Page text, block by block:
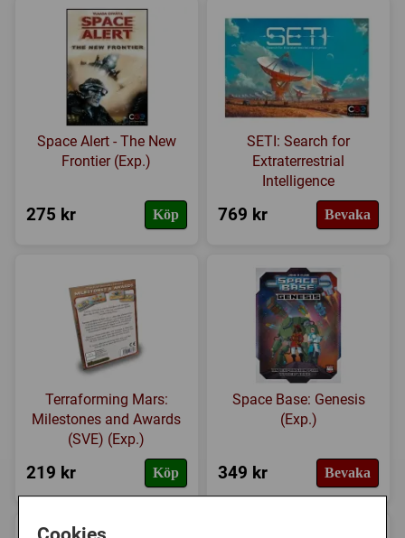
Space Alert - The New
Frontier (Exp.)
275 kr Köp
SETI: Search for
Extraterrestrial
Intelligence
769 kr Bevaka
Terraforming Mars:
Milestones and Awards
(SVE) (Exp.)
219 kr Köp
Space Base: Genesis
(Exp.)
349 kr Bevaka